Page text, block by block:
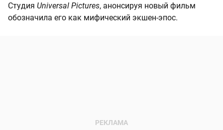
Студия Universal Pictures, анонсируя новый фильм
обозначила его как мифический экшен⁠-⁠эпос.